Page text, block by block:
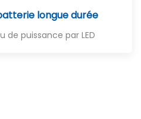
longue durée
de puissance par LED